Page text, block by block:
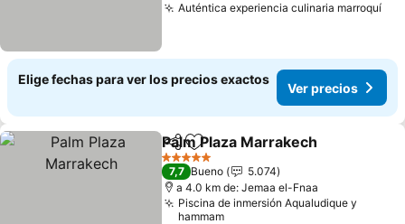
Auténtica experiencia culinaria marroquí
Elige fechas para ver los precios exactos
Ver precios
CompartirAgregar a favoritos
Palm Plaza Marrakech
5 Estrellas
7,7 Bueno
5.074
a 4.0 km de: Jemaa el-Fnaa
Piscina de inmersión Aqualudique y
hammam